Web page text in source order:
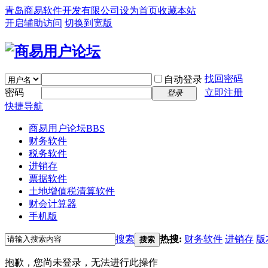
青岛商易软件开发有限公司 设为首页收藏本站
开启辅助访问 切换到宽版
自动登录 找回密码
密码
登录
立即注册
快捷导航
商易用户论坛BBS
财务软件
税务软件
进销存
票据软件
土地增值税清算软件
财会计算器
手机版
搜索 搜索 热搜: 财务软件 进销存 版
抱歉，您尚未登录，无法进行此操作